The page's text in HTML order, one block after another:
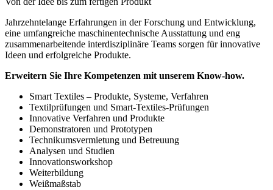
Jahrzehntelange Erfahrungen in der Forschung und Entwicklung,
eine umfangreiche maschinentechnische Ausstattung und eng
zusammenarbeitende interdisziplinäre Teams sorgen für innovative
Ideen und erfolgreiche Produkte.
Erweitern Sie Ihre Kompetenzen mit unserem Know-how.
Smart Textiles – Produkte, Systeme, Verfahren
Textilprüfungen und Smart-Textiles-Prüfungen
Innovative Verfahren und Produkte
Demonstratoren und Prototypen
Technikumsvermietung und Betreuung
Analysen und Studien
Innovationsworkshop
Weiterbildung
Weißmaßstab